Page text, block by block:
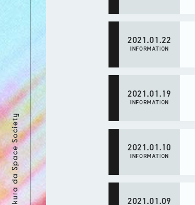
2021.01.22
INFORMATION
2021.01.19
INFORMATION
2021.01.10
INFORMATION
2021.01.09